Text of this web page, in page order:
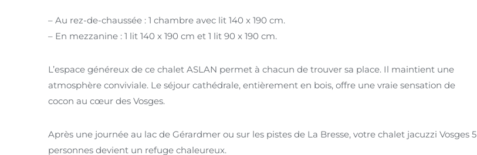
– Au rez-de-chaussée : 1 chambre avec lit 140 x 190 cm.
– En mezzanine : 1 lit 140 x 190 cm et 1 lit 90 x 190 cm.
L’espace généreux de ce chalet ASLAN permet à chacun de trouver sa place. Il maintient une
atmosphère conviviale. Le séjour cathédrale, entièrement en bois, offre une vraie sensation de
cocon au cœur des Vosges.
Après une journée au lac de Gérardmer ou sur les pistes de La Bresse, votre chalet jacuzzi Vosges 5
personnes devient un refuge chaleureux.